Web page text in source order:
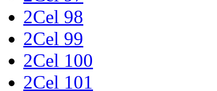
2Cel 98
2Cel 99
2Cel 100
2Cel 101